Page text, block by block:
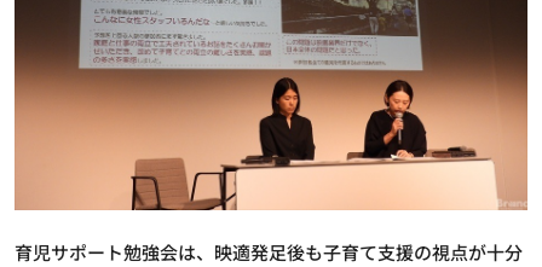
育児サポート勉強会は、映適発足後も子育て支援の視点が十分